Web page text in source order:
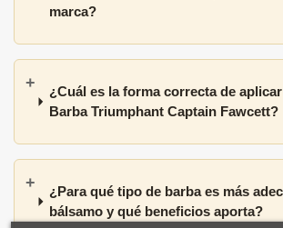
marca?
¿Cuál es la forma correcta de
Barba Triumphant Captain Fawcett?
¿Para qué tipo de barba es más
bálsamo y qué beneficios aporta?